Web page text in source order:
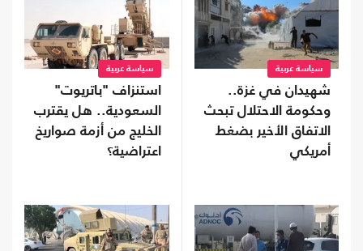
سياسة عربية
شهيدان في غزة..
وحكومة الاحتلال تبحث
الاتفاق الأخير بضغط
أمريكي
سياسة عربية
استنزاف "باتريوت"
السعودية.. هل يقترب
الخليج من أزمة صواريخ
اعتراضية؟